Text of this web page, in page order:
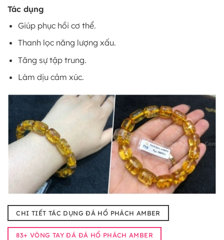
Tác dụng
Giúp phục hồi cơ thể.
Thanh lọc năng lượng xấu.
Tăng sự tập trung.
Làm dịu cảm xúc.
CHI TIẾT TÁC DỤNG ĐÁ HỔ PHÁCH AMBER
83+ VÒNG TAY ĐÁ ĐÁ HỔ PHÁCH AMBER